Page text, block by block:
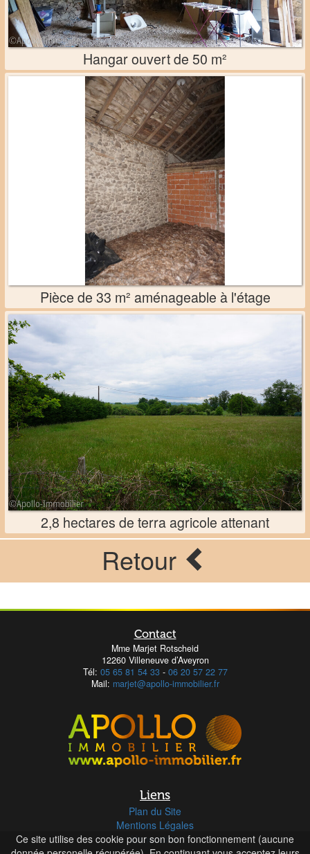
Ce site utilise des cookie pour son bon fonctionnement (aucune
Hangar ouvert de 50 m²
Pièce de 33 m² aménageable à l'étage
2,8 hectares de terra agricole attenant
Retour
Contact
Mme Marjet Rotscheid
12260 Villeneuve d’Aveyron
Tél: 05 65 81 54 33- 06 20 57 22 77
Mail: marjet@apollo-immobilier.fr
Liens
Plan du Site
Mentions Légales
Honoraires